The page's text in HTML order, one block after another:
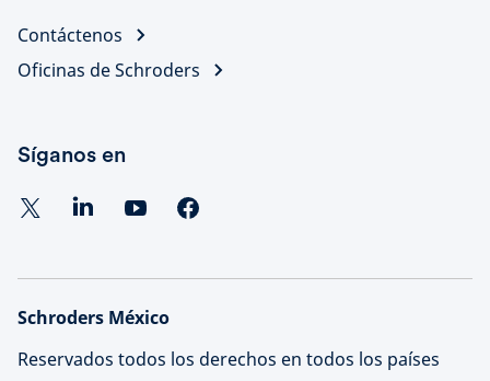
Contáctenos
Oficinas de Schroders
Síganos en
Schroders México
Reservados todos los derechos en todos los países